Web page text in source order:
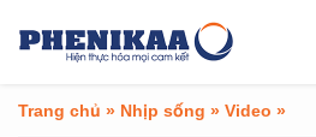
Trang chủ » Nhịp sống » Video »